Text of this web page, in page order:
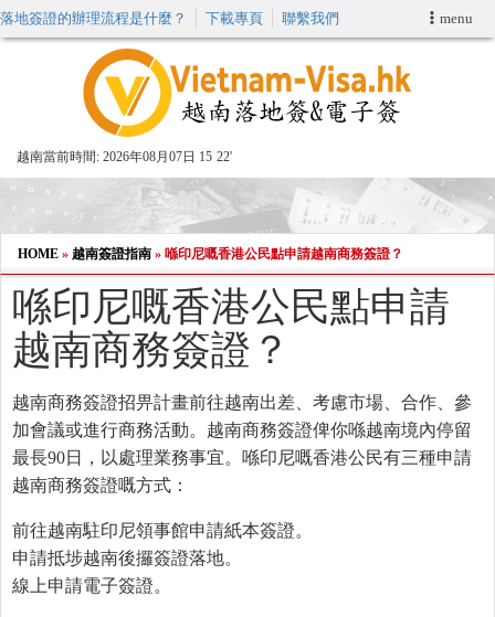
menu
落地簽證的辦理流程是什麼？ 下載專頁 聯繫我們
越南當前時間: 2026年08月07日 15 22'
申請簽證
VIP快速通關服务
加快E-VISA服務
週末緊急電子簽證
查詢簽證狀態
HOME » 越南簽證指南 » 喺印尼嘅香港公民點申請越南商務簽證？
喺印尼嘅香港公民點申請
越南商務簽證？
越南商務簽證招畀計畫前往越南出差、考慮市場、合作、參
加會議或進行商務活動。越南商務簽證俾你喺越南境內停留
最長90日，以處理業務事宜。喺印尼嘅香港公民有三種申請
越南商務簽證嘅方式：
前往越南駐印尼領事館申請紙本簽證。
申請抵埗越南後攞簽證落地。
線上申請電子簽證。